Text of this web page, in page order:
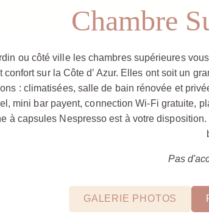
Chambre
ou côté ville les chambres supérieures
confort sur la Côte d’ Azur. Elles ont soit un
: climatisées, salle de bain rénovée et
mini bar payent, connection Wi-Fi gratuite,
à capsules Nespresso est à votre
Pas
GALERIE PHOTOS